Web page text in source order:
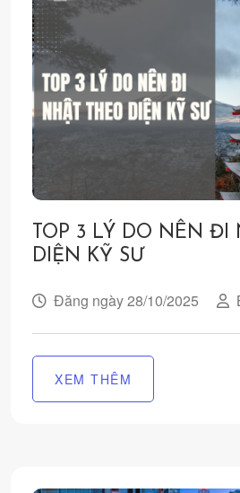
TOP 3 LÝ DO NÊN ĐI
DIỆN KỸ SƯ
Đăng ngày 28/10/2025
XEM THÊM